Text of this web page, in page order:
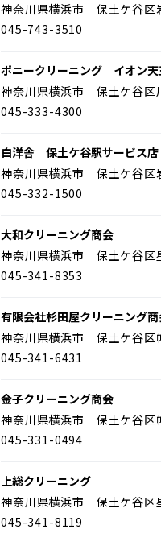
神奈川県横浜市 保土ケ谷区
045-743-3510
ポニークリーニング イオン天
神奈川県横浜市 保土ケ谷区
045-333-4300
白洋舎 保土ケ谷駅サービス店
神奈川県横浜市 保土ケ谷区
045-332-1500
大和クリーニング商会
神奈川県横浜市 保土ケ谷区
045-341-8353
有限会社杉田屋クリーニング
神奈川県横浜市 保土ケ谷区
045-341-6431
金子クリーニング商会
神奈川県横浜市 保土ケ谷区
045-331-0494
上総クリーニング
神奈川県横浜市 保土ケ谷区
045-341-8119